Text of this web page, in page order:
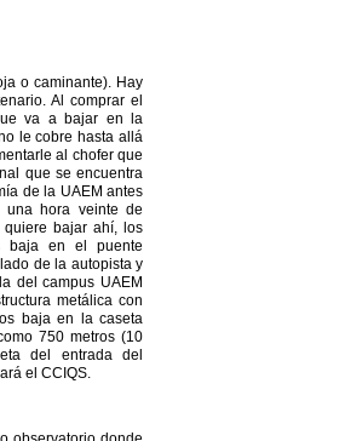
o caminante). Hay
Al comprar el
va a bajar en la
le cobre hasta allá
al chofer que
que se encuentra
de la UAEM antes
hora veinte de
bajar ahí, los
baja en el puente
de la autopista y
del campus UAEM
metálica con
baja en la caseta
750 metros (10
del entrada del
el CCIQS.